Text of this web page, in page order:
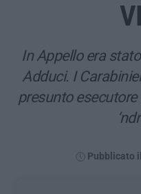
In Appello era
Adduci. I
presunto
Pubblicato